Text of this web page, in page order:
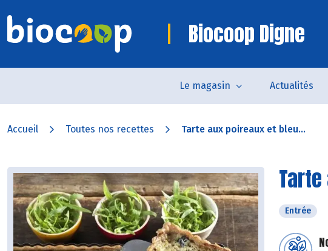
Biocoop Digne
Le magasin Actualités
Accueil Toutes nos recettes Tarte aux poireaux et bleu...
Entrée